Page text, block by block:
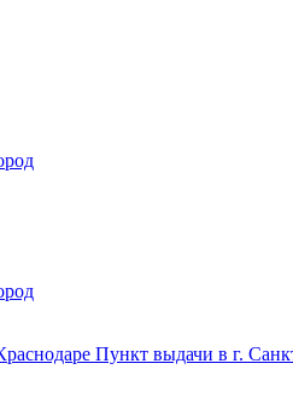
Пункт выдачи в г.